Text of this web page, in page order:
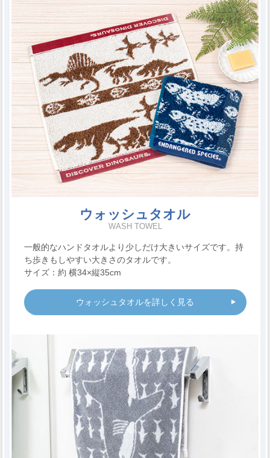
ウォッシュタオル
WASH TOWEL
一般的なハンドタオルより少しだけ大きいサイズです。持
ち歩きもしやすい大きさのタオルです。
サイズ：約 横34×縦35cm
ウォッシュタオルを詳しく見る